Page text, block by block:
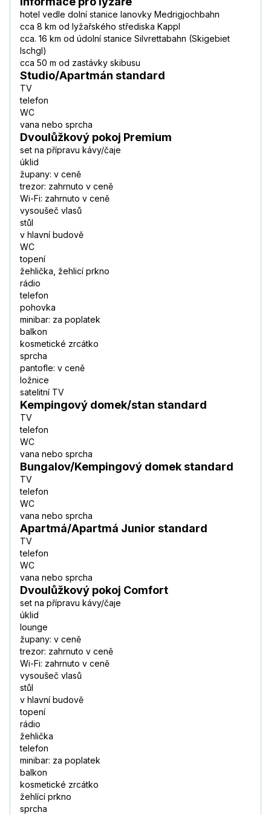
hotel vedle dolní stanice lanovky Medrigjochbahn
cca 8 km od lyžařského střediska Kappl
cca. 16 km od údolní stanice Silvrettabahn (Skigebiet
Ischgl)
cca 50 m od zastávky skibusu
Studio/Apartmán standard
TV
telefon
WC
vana nebo sprcha
Dvoulůžkový pokoj Premium
set na přípravu kávy/čaje
úklid
župany: v ceně
trezor: zahrnuto v ceně
Wi-Fi: zahrnuto v ceně
vysoušeč vlasů
stůl
v hlavní budově
WC
topení
žehlička, žehlicí prkno
rádio
telefon
pohovka
minibar: za poplatek
balkon
kosmetické zrcátko
sprcha
pantofle: v ceně
ložnice
satelitní TV
Kempingový domek/stan standard
TV
telefon
WC
vana nebo sprcha
Bungalov/Kempingový domek standard
TV
telefon
WC
vana nebo sprcha
Apartmá/Apartmá Junior standard
TV
telefon
WC
vana nebo sprcha
Dvoulůžkový pokoj Comfort
set na přípravu kávy/čaje
úklid
lounge
župany: v ceně
trezor: zahrnuto v ceně
Wi-Fi: zahrnuto v ceně
vysoušeč vlasů
stůl
v hlavní budově
topení
rádio
žehlička
telefon
minibar: za poplatek
balkon
kosmetické zrcátko
žehlící prkno
sprcha